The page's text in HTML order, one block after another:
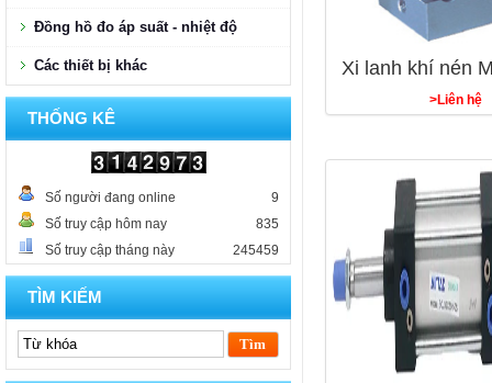
Đồng hồ đo áp suất - nhiệt độ
Các thiết bị khác
THỐNG KÊ
Số người đang online
9
Số truy cập hôm nay
835
Số truy cập tháng này
245459
TÌM KIẾM
Xi lanh khí nén
>Liên hệ